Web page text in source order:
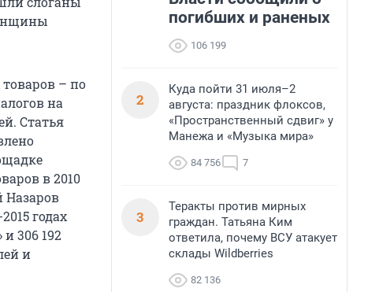
– по
на
Статья
в 2010
Назаров
годах
306 192
и
погибших и раненых
106 199
2
Куда пойти 31 июля–2
августа: праздник флоксов,
«Пространственный сдвиг» у
Манежа и «Музыка мира»
84 756 7
3
Теракты против мирных
граждан. Татьяна Ким
ответила, почему ВСУ атакует
склады Wildberries
82 136